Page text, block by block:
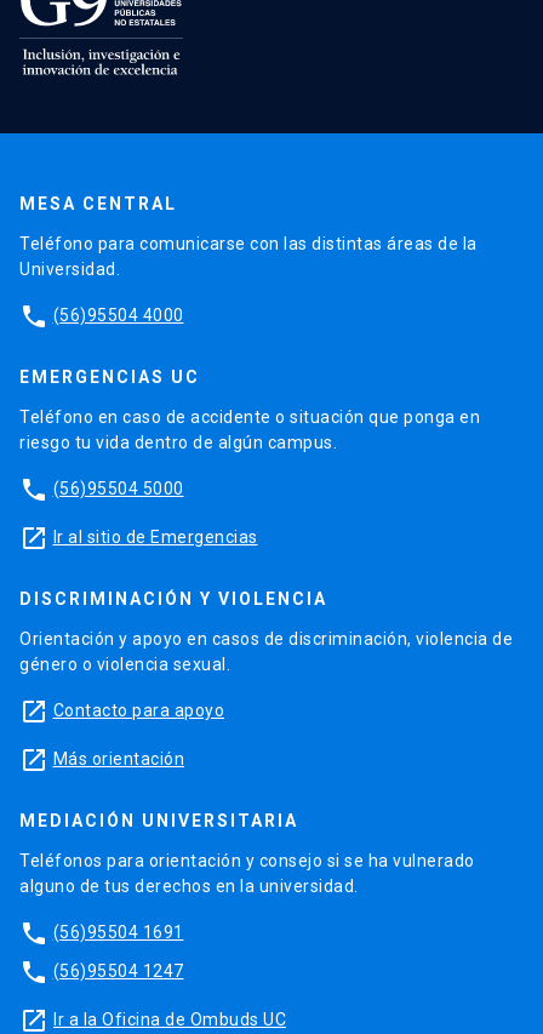
MESA CENTRAL
Teléfono para comunicarse con las distintas áreas de la
Universidad.
phone (56)95504 4000
EMERGENCIAS UC
Teléfono en caso de accidente o situación que ponga en
riesgo tu vida dentro de algún campus.
phone (56)95504 5000
launch Ir al sitio de Emergencias
DISCRIMINACIÓN Y VIOLENCIA
Orientación y apoyo en casos de discriminación, violencia de
género o violencia sexual.
launch Contacto para apoyo
launch Más orientación
MEDIACIÓN UNIVERSITARIA
Teléfonos para orientación y consejo si se ha vulnerado
alguno de tus derechos en la universidad.
phone (56)95504 1691
phone (56)95504 1247
launch Ir a la Oficina de Ombuds UC